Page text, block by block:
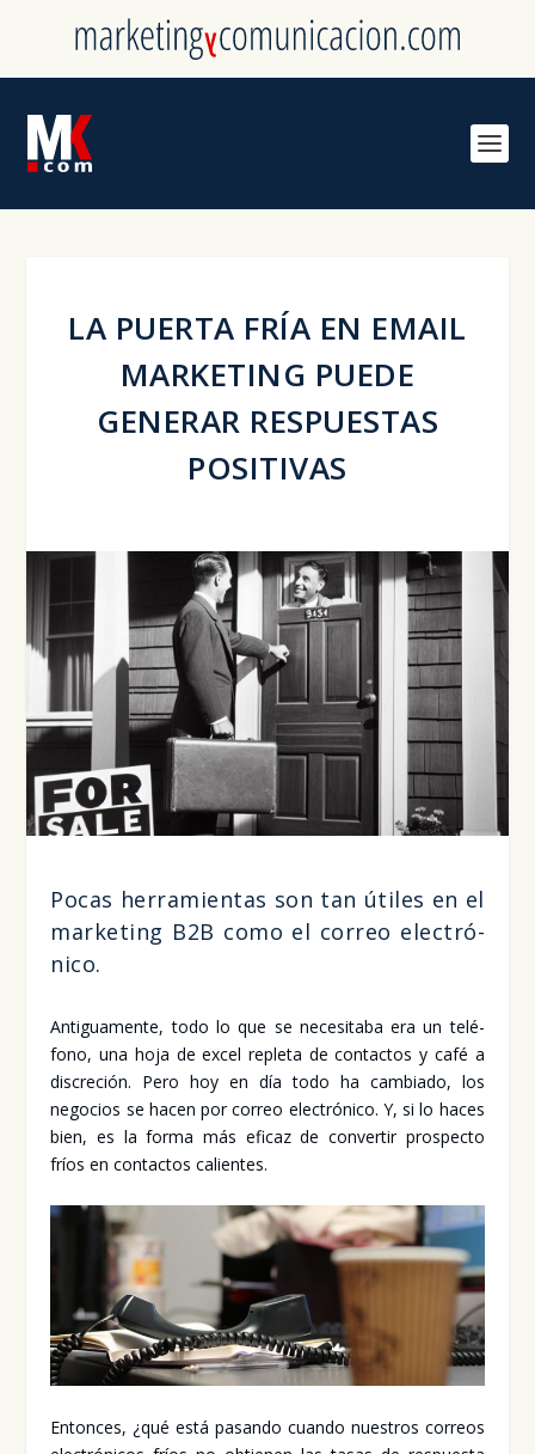
LA PUERTA FRÍA EN EMAIL
MARKETING PUEDE
GENERAR RESPUESTAS
POSITIVAS
Pocas herra­mien­tas son tan úti­les en el
mar­ke­ting B2B como el correo elec­tró­
ni­co.
Anti­gua­men­te, todo lo que se nece­si­ta­ba era un telé­
fono, una hoja de excel reple­ta de con­tac­tos y café a
dis­cre­ción. Pero hoy en día todo ha cam­bia­do, los
nego­cios se hacen por correo elec­tró­ni­co. Y, si lo haces
bien, es la for­ma más efi­caz de con­ver­tir pros­pec­to
fríos en con­tac­tos calien­tes.
Enton­ces, ¿qué está pasan­do cuan­do nues­tros correos